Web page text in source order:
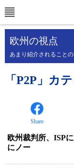
欧州の視点
あまり紹介されること
「P2P」カ
Share
欧州裁判所、ISP
にノー